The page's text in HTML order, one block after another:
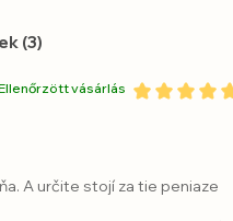
(3)
vásárlás
A určite stojí za tie peniaze